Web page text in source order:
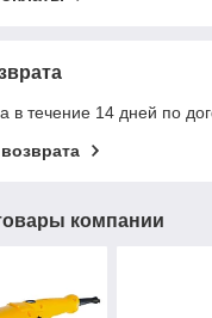
в течение 14 дней по
компании